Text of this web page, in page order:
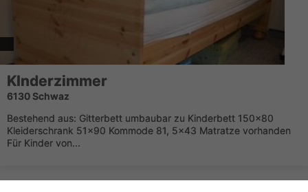
KInderzimmer
6130 Schwaz
Bestehend aus: Gitterbett umbaubar zu Kinderbett 150x80
Kleiderschrank 51x90 Kommode 81, 5x43 Matratze vorhanden
Für Kinder von...